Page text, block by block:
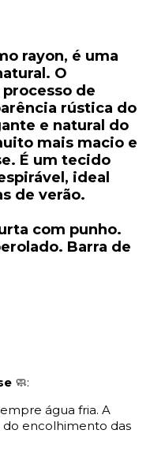
rayon, é uma
O
processo de
rústica do
e natural do
mais macio e
É um tecido
ideal
de verão.
com punho.
Barra de
🧼:
água fria. A
encolhimento das